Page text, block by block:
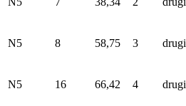
N5 8 58,75 3
N5 16 66,42 4